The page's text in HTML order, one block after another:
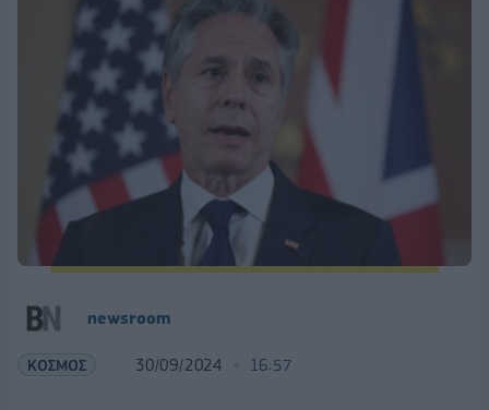
newsroom
ΚΟΣΜΟΣ 30/09/2024 16:57